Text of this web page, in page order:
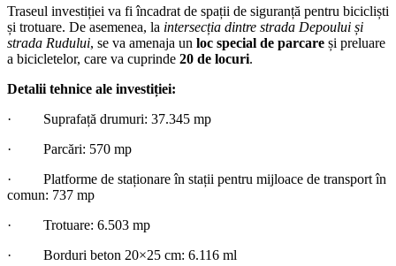
Traseul investiției va fi încadrat de spații de siguranță pentru bicicliști
și trotuare. De asemenea, la intersecția dintre strada Depoului și
strada Rudului, se va amenaja un loc special de parcare și preluare
a bicicletelor, care va cuprinde 20 de locuri.
Detalii tehnice ale investiției:
· Suprafață drumuri: 37.345 mp
· Parcări: 570 mp
· Platforme de staționare în stații pentru mijloace de transport în
comun: 737 mp
· Trotuare: 6.503 mp
· Borduri beton 20×25 cm: 6.116 ml